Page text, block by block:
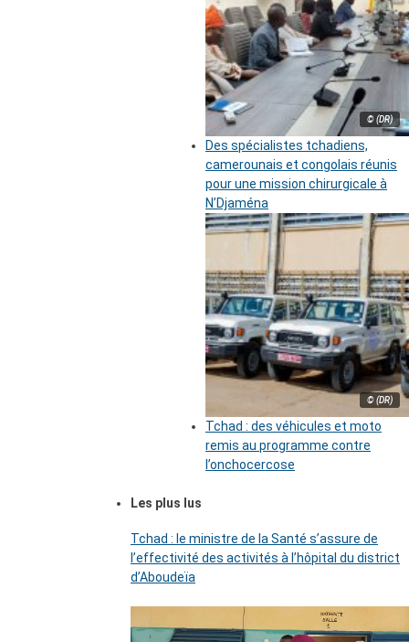
© (DR)
Des spécialistes tchadiens,
camerounais et congolais réunis
pour une mission chirurgicale à
N’Djaména
© (DR)
Tchad : des véhicules et moto
remis au programme contre
l’onchocercose
Les plus lus
Tchad : le ministre de la Santé s’assure de
l’effectivité des activités à l’hôpital du district
d’Aboudeïa